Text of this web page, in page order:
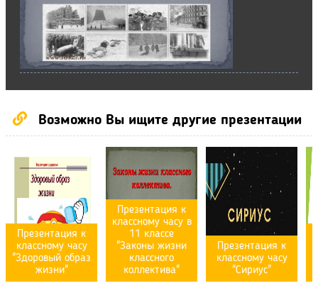
Возможно Вы ищите другие презентации
Презентация к
классному часу
"Здоровый образ
жизни"
Презентация к
классному часу в
11 классе
"Законы жизни
классного
коллектива"
Презентация к
классному часу
"Сириус"